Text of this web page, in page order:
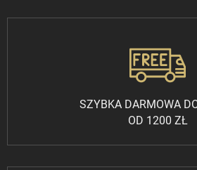
SZYBKA DARMOWA
OD 1200 ZŁ